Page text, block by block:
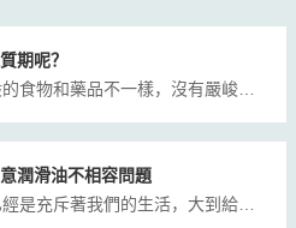
期呢？
潤滑油與一般的食物和藥品不一樣，沒有嚴峻意義上的儲存保質期。潤滑油的保質期要根據存儲條件而定。但是，為了使客戶對存儲時間有個的知道，一般會說潤滑油保質期為3-5年。 當然，這...
潤滑油不相容問題
潤滑油似乎已經是充斥著我們的生活，大到給機器設備潤滑，小到給門鎖潤滑。有些客戶在使用該產品的過程中，會考慮把幾種潤滑油混在一起用。但是這種做法我們是要不建議試用的。所以在這里我們就來說說...